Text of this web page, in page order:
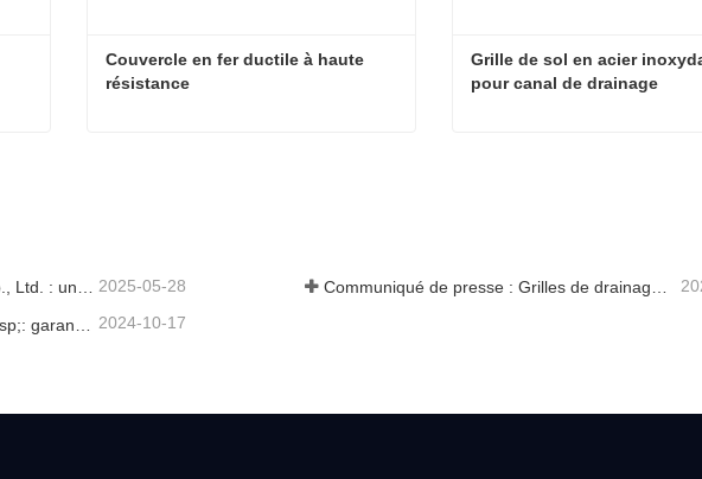
Couvercle en fer ductile à haute
résistance
Grille de sol en acier
pour canal de drainage
Liaocheng Runyu Road Facility Co., Ltd. : un fabricant fiable de couvercles de regards pour des infrastructures urbaines plus sûres 2025-05-28 Communiqué de presse : Grilles de drainage innovantes à haute résistance – Améliorer la sécurité et l'efficacité des infrastructures urbaines
2024-10-17